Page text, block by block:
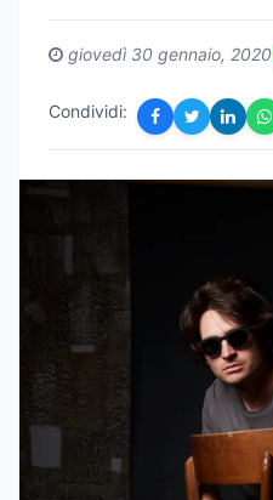
giovedì 30 gennaio, 2020
Condividi: